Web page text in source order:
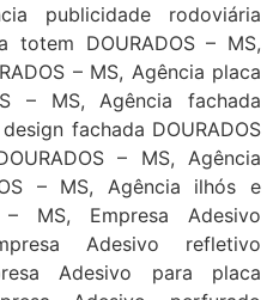
publicidade rodoviária
totem DOURADOS – MS,
– MS, Agência placa
– MS, Agência fachada
fachada DOURADOS
– MS, Agência
– MS, Agência ilhós e
– MS, Empresa Adesivo
Adesivo refletivo
Adesivo para placa